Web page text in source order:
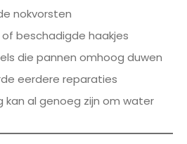
nokvorsten
beschadigde haakjes
die pannen omhoog duwen
eerdere reparaties
kan al genoeg zijn om water